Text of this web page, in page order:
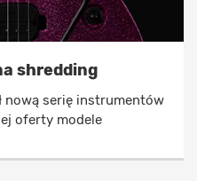
shredding
nową serię instrumentów
oferty modele